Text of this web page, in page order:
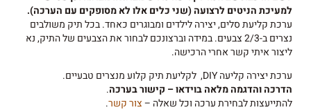
למעיכת הניטים לרצועה (שני כלים אלו לא מסופקים עם הערכה).
ערכת קליעת סלים, יצירה לילדים ומבוגרים כאחד. בכל תיק משולבים
נצרים ב-2/3 צבעים. במידה וברצונכם לבחור את הצבעים של התיק, נא
ליצור איתי קשר אחרי הרכישה.
ערכת יצירה קליעה DIY, לקליעת תיק קלוע מנצרים טבעיים.
הדרכה והדגמה מלאה בוידאו – קישור בערכה.
להתייעצות לבחירת ערכה וכל שאלה – צור קשר.